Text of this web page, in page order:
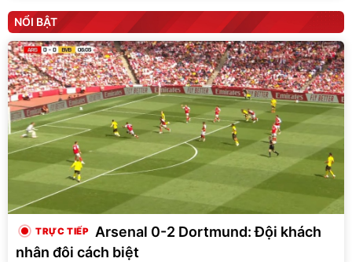
NỔI BẬT
Arsenal 0-2 Dortmund: Đội khách
nhân đôi cách biệt